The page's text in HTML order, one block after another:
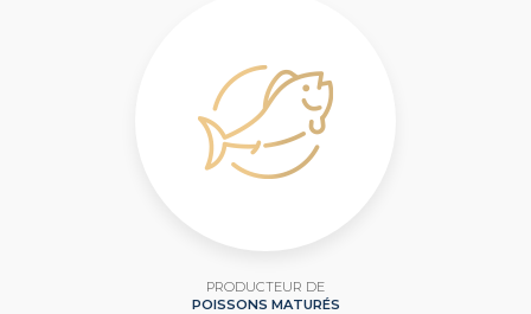
PRODUCTEUR DE
POISSONS MATURÉS